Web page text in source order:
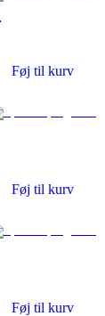
Føj til kurv
Føj til kurv
Føj til kurv